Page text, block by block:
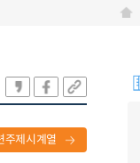
주제시계열